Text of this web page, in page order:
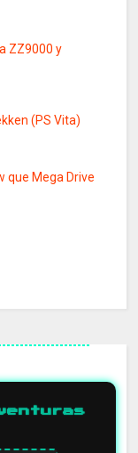
ZZ9000 y
(PS Vita)
que Mega Drive